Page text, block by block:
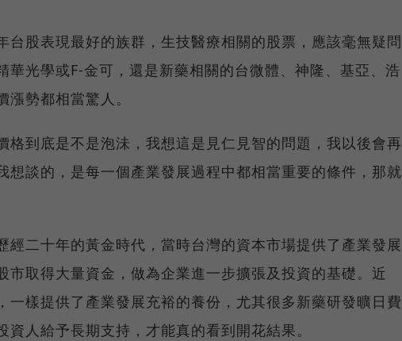
台股表現最好的族群，生技醫療相關的股票，應該毫無疑問
華光學或F-金可，還是新藥相關的台微體、神隆、基亞、浩
勢都相當驚人。
格到底是不是泡沬，我想這是見仁見智的問題，我以後會再
想談的，是每一個產業發展過程中都相當重要的條件，那就
經二十年的黃金時代，當時台灣的資本市場提供了產業發展
市取得大量資金，做為企業進一步擴張及投資的基礎。近
一樣提供了產業發展充裕的養份，尤其很多新藥研發曠日費
人給予長期支持，才能真的看到開花結果。